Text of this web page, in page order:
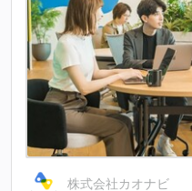
株式会社カオナビ